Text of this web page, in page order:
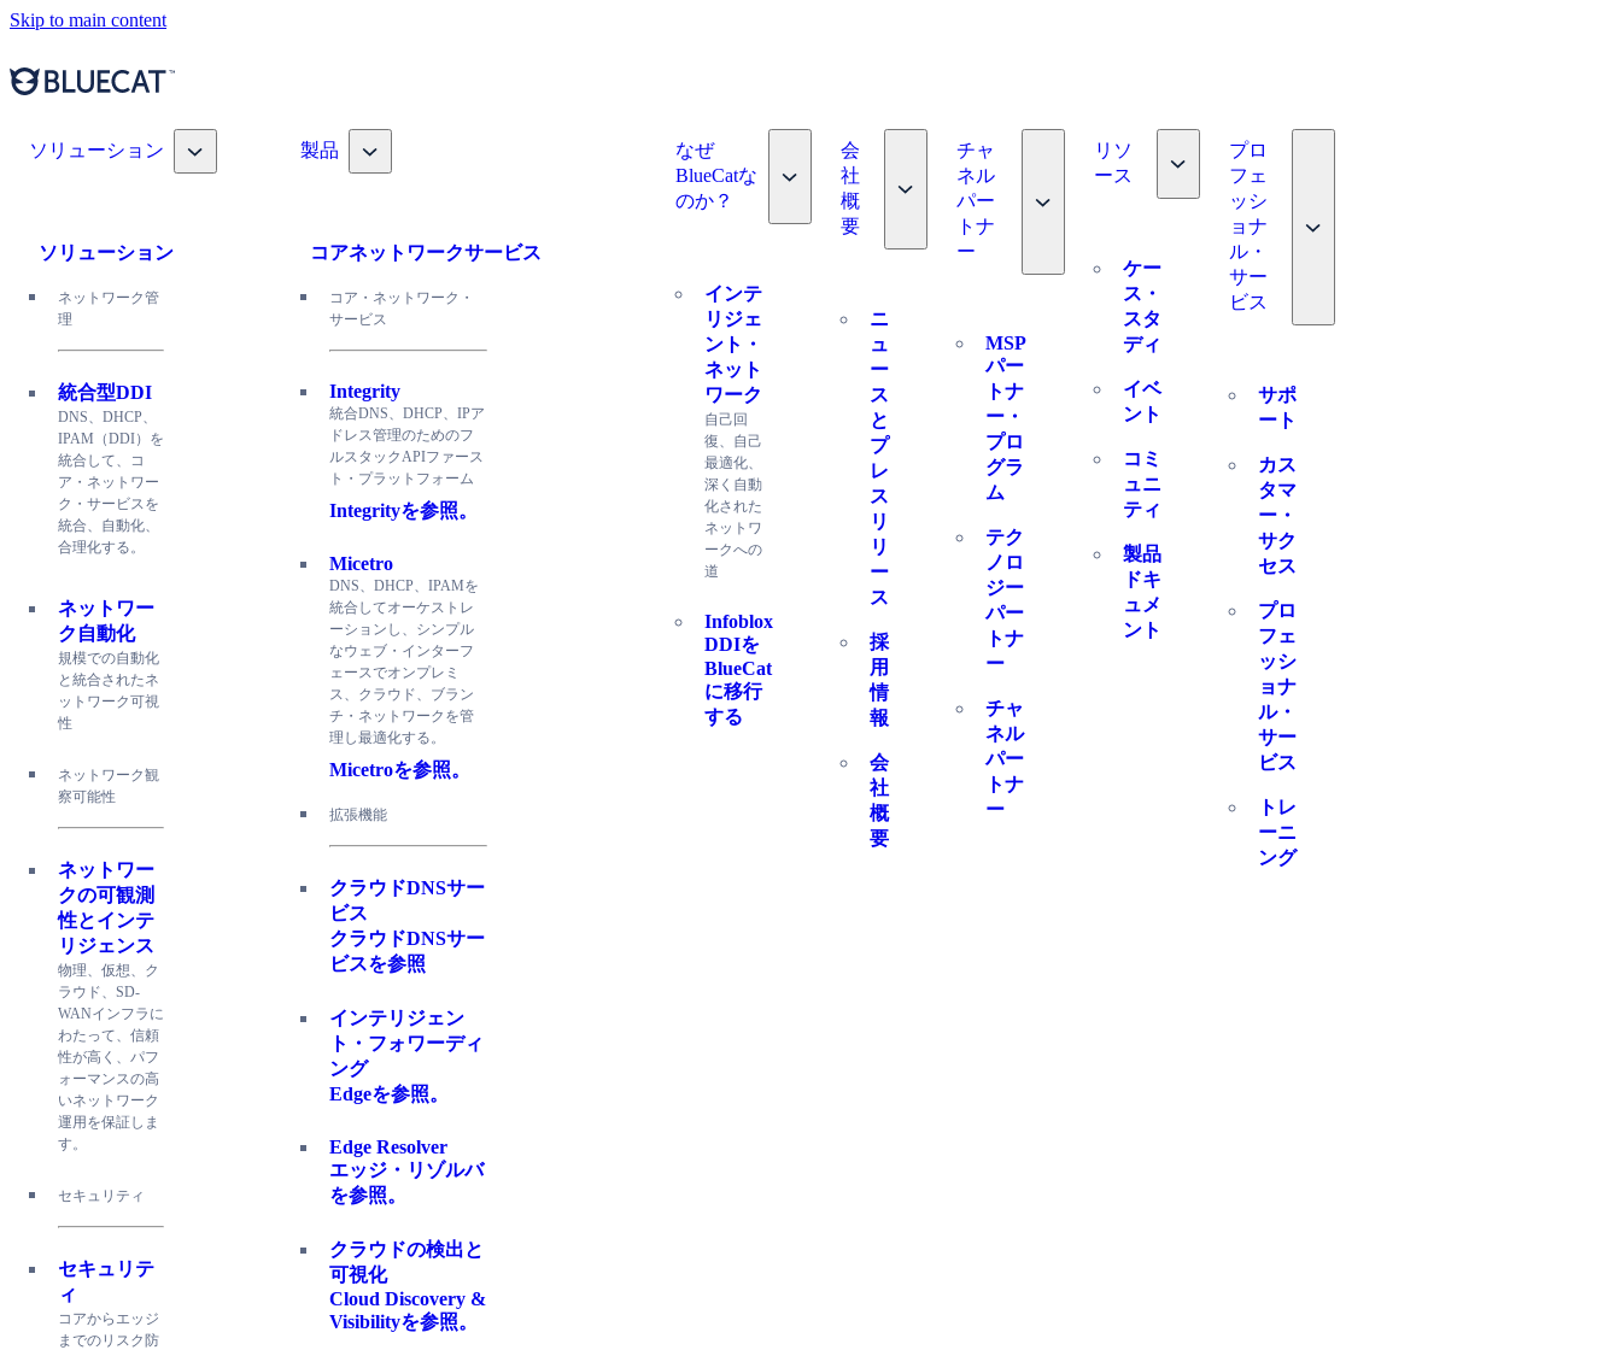
Skip to main content
ソリューション Toggle nav dropdown
ソリューション
ネットワーク管
理
統合型DDI
DNS、DHCP、
IPAM（DDI）を
統合して、コ
ア・ネットワー
ク・サービスを
統合、自動化、
合理化する。
ネットワー
ク自動化
規模での自動化
と統合されたネ
ットワーク可視
性
ネットワーク観
察可能性
ネットワー
クの可観測
性とインテ
リジェンス
物理、仮想、ク
ラウド、SD-
WANインフラに
わたって、信頼
性が高く、パフ
ォーマンスの高
いネットワーク
運用を保証しま
す。
セキュリティ
セキュリテ
ィ
コアからエッジ
までのリスク防
製品 Toggle nav dropdown
コアネットワークサービス
コア・ネットワーク・
サービス
Integrity
統合DNS、DHCP、IPア
ドレス管理のためのフ
ルスタックAPIファース
ト・プラットフォーム
Integrityを参照。
Micetro
DNS、DHCP、IPAMを
統合してオーケストレ
ーションし、シンプル
なウェブ・インターフ
ェースでオンプレミ
ス、クラウド、ブラン
チ・ネットワークを管
理し最適化する。
Micetroを参照。
拡張機能
クラウドDNSサー
ビス
クラウドDNSサー
ビスを参照
インテリジェン
ト・フォワーディ
ング
Edgeを参照。
Edge Resolver
エッジ・リゾルバ
を参照。
クラウドの検出と
可視化
Cloud Discovery &
Visibilityを参照。
なぜ
BlueCatな
のか？
Toggle nav dropdown
インテ
リジェ
ント・
ネット
ワーク
自己回
復、自己
最適化、
深く自動
化された
ネットワ
ークへの
道
Infoblox
DDIを
BlueCat
に移行
する
会
社
概
要
Toggle nav dropdown
ニ
ュ
ー
ス
と
プ
レ
ス
リ
リ
ー
ス
採
用
情
報
会
社
概
要
チャ
ネル
パー
トナ
ー
Toggle nav dropdown
MSP
パー
トナ
ー・
プロ
グラ
ム
テク
ノロ
ジー
パー
トナ
ー
チャ
ネル
パー
トナ
ー
リソ
ース
Toggle nav dropdown
ケー
ス・
スタ
ディ
イベ
ント
コミ
ュニ
ティ
製品
ドキ
ュメ
ント
プロ
フェ
ッシ
ョナ
ル・
サー
ビス
Toggle nav dropdown
サポ
ート
カス
タマ
ー・
サク
セス
プロ
フェ
ッシ
ョナ
ル・
サー
ビス
トレ
ーニ
ング